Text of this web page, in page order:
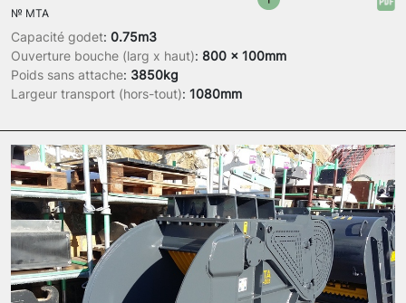
Capacité godet: 0.75m3
Ouverture bouche (larg x haut): 800 x 100mm
Poids sans attache: 3850kg
Largeur transport (hors-tout): 1080mm
№ MTA